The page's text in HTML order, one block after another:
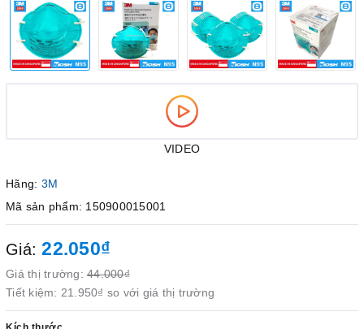
VIDEO
Hãng: 3M
Mã sản phẩm: 150900015001
Giá:22.050₫
Giá thị trường: 44.000₫
Tiết kiệm: 21.950₫ so với giá thị trường